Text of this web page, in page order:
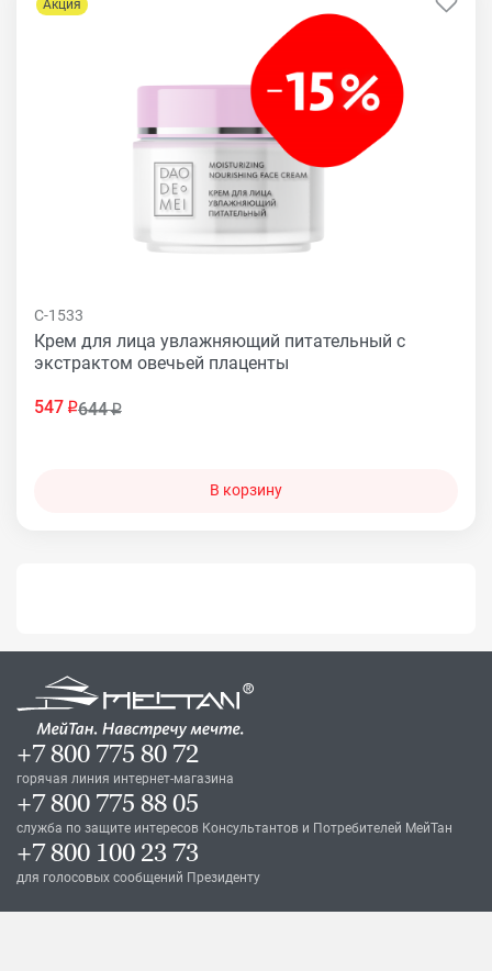
Акция
C-1533
Крем для лица увлажняющий питательный с
экстрактом овечьей плаценты
547 644
В корзину
+7 800 775 80 72
горячая линия интернет-магазина
+7 800 775 88 05
служба по защите интересов Консультантов и Потребителей МейТан
+7 800 100 23 73
для голосовых сообщений Президенту